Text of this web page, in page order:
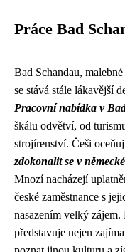
Práce Bad
Bad Schandau,
se stává stále lákavější
Pracovní nabídka v
škálu odvětví, od
strojírenství. Češi
zdokonalit se v
Mnozí nacházejí
české zaměstnance s
nasazením velký
představuje nejen